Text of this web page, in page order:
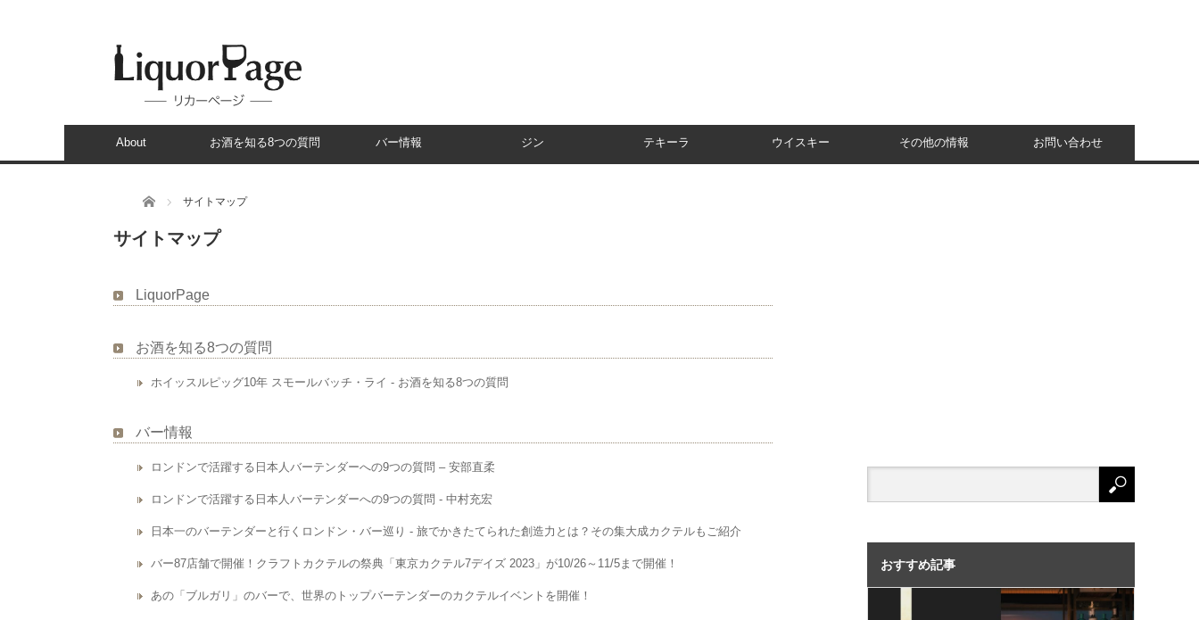
About お酒を知る8つの質問 バー情報 ジン テキーラ ウイスキー その他の情報 お問い合わせ
ホーム サイトマップ
サイトマップ
LiquorPage
お酒を知る8つの質問
ホイッスルピッグ10年 スモールバッチ・ライ - お酒を知る8つの質問
バー情報
ロンドンで活躍する日本人バーテンダーへの9つの質問 – 安部直柔
ロンドンで活躍する日本人バーテンダーへの9つの質問 - 中村充宏
日本一のバーテンダーと行くロンドン・バー巡り - 旅でかきたてられた創造力とは？その集大成カクテルもご紹介
バー87店舗で開催！クラフトカクテルの祭典「東京カクテル7デイズ 2023」が10/26～11/5まで開催！
あの「ブルガリ」のバーで、世界のトップバーテンダーのカクテルイベントを開催！
おすすめ記事